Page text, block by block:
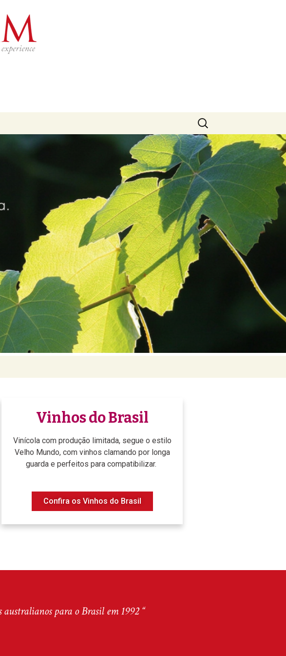
Vinhos do Brasil
Vinícola com produção limitada, segue o estilo
Velho Mundo, com vinhos clamando por longa
guarda e perfeitos para compatibilizar.
Confira os Vinhos do Brasil
para o Brasil em 1992 “